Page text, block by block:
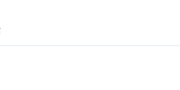
时刻相伴！